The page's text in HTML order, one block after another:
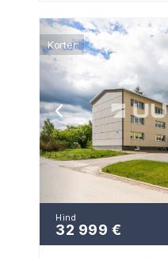
Korter
Hind
32 999 €